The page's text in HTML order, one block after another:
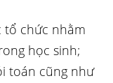
tổ chức nhằm
học sinh;
toán cũng như